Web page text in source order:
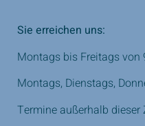
Sie erreichen uns:
Montags bis Freitags von
Montags, Dienstags,
Termine außerhalb